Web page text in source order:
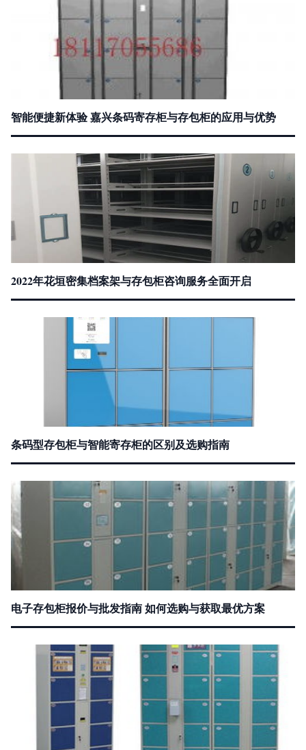
智能便捷新体验 嘉兴条码寄存柜与存包柜的应用与优势
2022年花垣密集档案架与存包柜咨询服务全面开启
条码型存包柜与智能寄存柜的区别及选购指南
电子存包柜报价与批发指南 如何选购与获取最优方案